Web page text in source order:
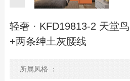
加盟优势
智造4.0
轻奢 · KFD19813-2 天堂
+两条绅土灰腰线
所属风格 ：